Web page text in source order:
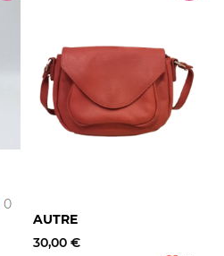
0
AUTRE
30,00 €